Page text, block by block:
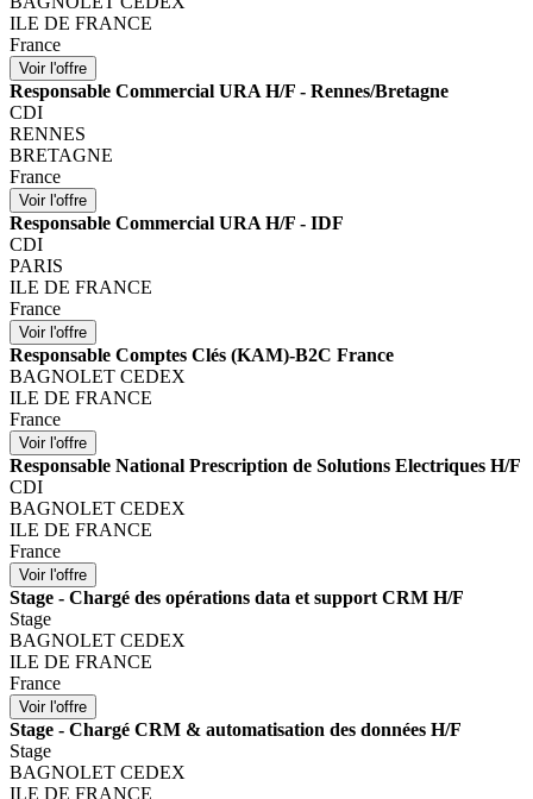
ILE DE FRANCE
France
Responsable Commercial URA H/F - Rennes/Bretagne
CDI
RENNES
BRETAGNE
France
Responsable Commercial URA H/F - IDF
CDI
PARIS
ILE DE FRANCE
France
Responsable Comptes Clés (KAM)-B2C France
BAGNOLET CEDEX
ILE DE FRANCE
France
Responsable National Prescription de Solutions Electriques H/F
CDI
BAGNOLET CEDEX
ILE DE FRANCE
France
Stage - Chargé des opérations data et support CRM H/F
Stage
BAGNOLET CEDEX
ILE DE FRANCE
France
Stage - Chargé CRM & automatisation des données H/F
Stage
BAGNOLET CEDEX
ILE DE FRANCE